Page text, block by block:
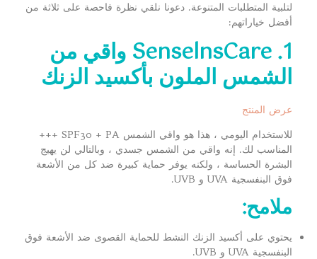
لتلبية المتطلبات المتنوعة. دعونا نلقي نظرة فاحصة على ثلاثة من
أفضل خياراتهم:
1. SenselnsCare واقي من
الشمس الملون بأكسيد الزنك
عرض المنتج
للاستخدام اليومي ، هذا هو واقي الشمس SPF30 + PA +++
المناسب لك. إنه واقي من الشمس جسدي ، وبالتالي لن يهيج
البشرة الحساسة ، ولكنه يوفر حماية كبيرة ضد كل من الأشعة
فوق البنفسجية UVA و UVB.
ملامح:
يحتوي على أكسيد الزنك النشط للحماية القصوى ضد الأشعة فوق
البنفسجية UVA و UVB.